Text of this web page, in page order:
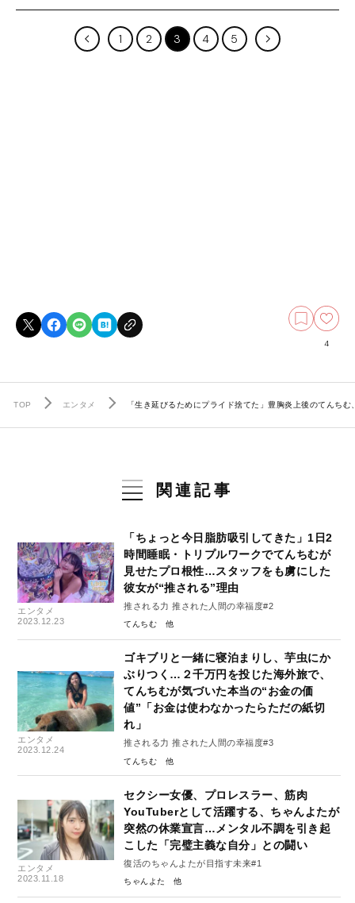
1 2 3 4 5
4
TOP エンタメ 「生き延びるためにプライド捨てた」豊胸炎上後のてんち
関連記事
エンタメ
2023.12.23
「ちょっと今日脂肪吸引してきた」1日2
時間睡眠・トリプルワークでてんちむが
見せたプロ根性…スタッフをも虜にした
彼女が“推される”理由
推される力 推された人間の幸福度#2
てんちむ
エンタメ
2023.12.24
ゴキブリと一緒に寝泊まりし、芋虫にか
ぶりつく…２千万円を投じた海外旅で、
てんちむが気づいた本当の“お金の価
値”「お金は使わなかったらただの紙切
れ」
推される力 推された人間の幸福度#3
てんちむ
エンタメ
2023.11.18
セクシー女優、プロレスラー、筋肉
YouTuberとして活躍する、ちゃんよたが
突然の休業宣言…メンタル不調を引き起
こした「完璧主義な自分」との闘い
復活のちゃんよたが目指す未来#1
ちゃんよた